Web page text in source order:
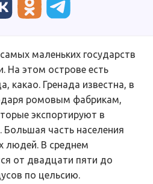
маленьких государств
На этом острове есть
какао. Гренада известна, в
ромовым фабрикам,
экспортируют в
часть населения
людей. В среднем
от двадцати пяти до
по цельсию.